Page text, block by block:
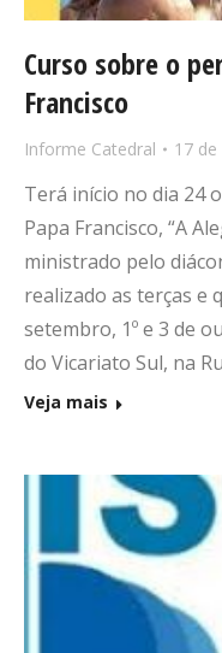
Curso sobre o
Francisco
Informe Catedral 17
Terá início no dia 24
Papa Francisco, “A
ministrado pelo
realizado as terças e
setembro, 1º e 3 de
do Vicariato Sul, na
Veja mais